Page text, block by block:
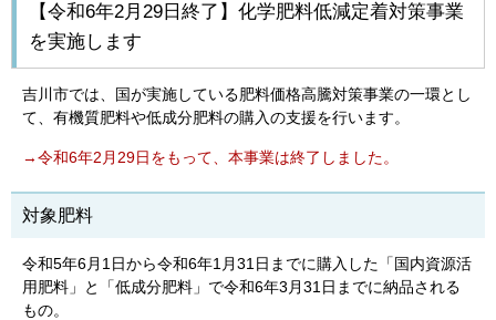
【令和6年2月29日終了】化学肥料低減定着対策事業
を実施します
吉川市では、国が実施している肥料価格高騰対策事業の一環とし
て、有機質肥料や低成分肥料の購入の支援を行います。
→令和6年2月29日をもって、本事業は終了しました。
対象肥料
令和5年6月1日から令和6年1月31日までに購入した「国内資源活
用肥料」と「低成分肥料」で令和6年3月31日までに納品される
もの。